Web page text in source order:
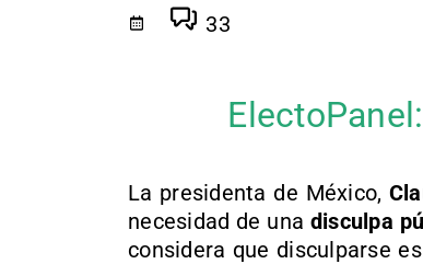
33
La presidenta de México,
necesidad de una disculpa
considera que disculparse